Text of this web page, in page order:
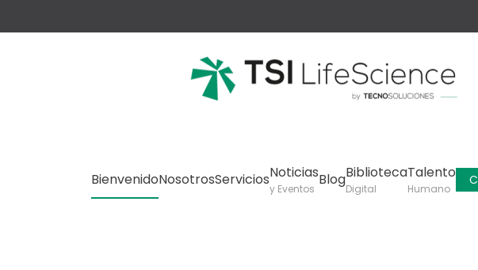
BienvenidoNosotrosServiciosNoticias
y Eventos
BlogBiblioteca
Digital
Talento
Humano